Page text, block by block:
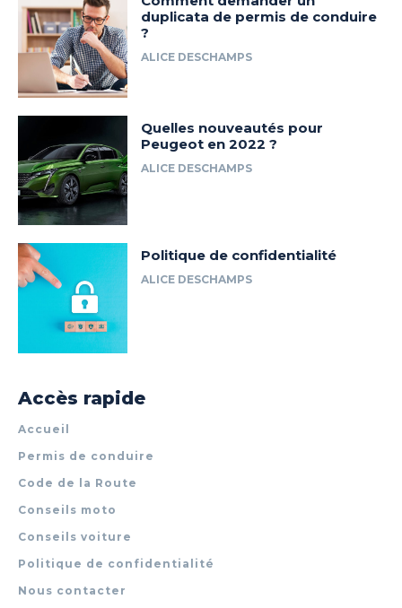
duplicata de permis de conduire
?
ALICE DESCHAMPS
Quelles nouveautés pour
Peugeot en 2022 ?
ALICE DESCHAMPS
Politique de confidentialité
ALICE DESCHAMPS
Accès rapide
Accueil
Permis de conduire
Code de la Route
Conseils moto
Conseils voiture
Politique de confidentialité
Nous contacter